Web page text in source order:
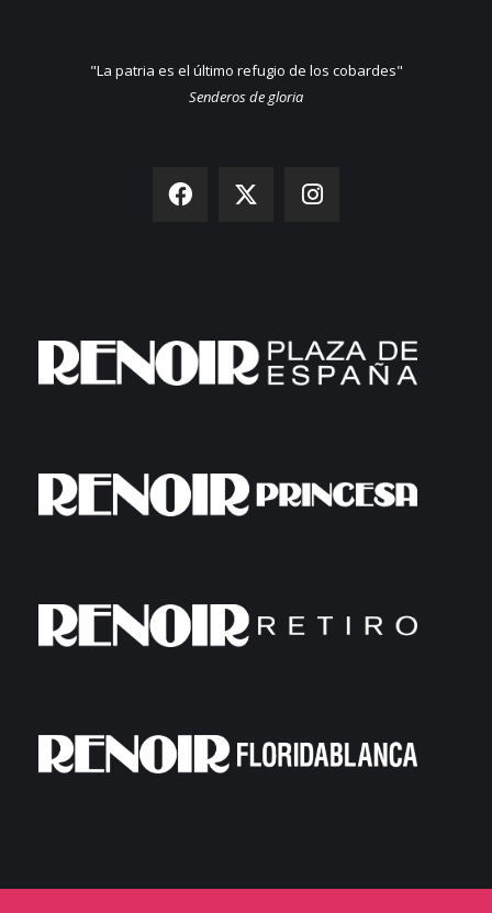
"La patria es el último refugio de los cobardes"
Senderos de gloria